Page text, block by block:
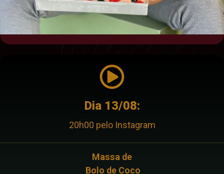
Dia 13/08:
20h00 pelo Instagram
Massa de
Bolo de Coco